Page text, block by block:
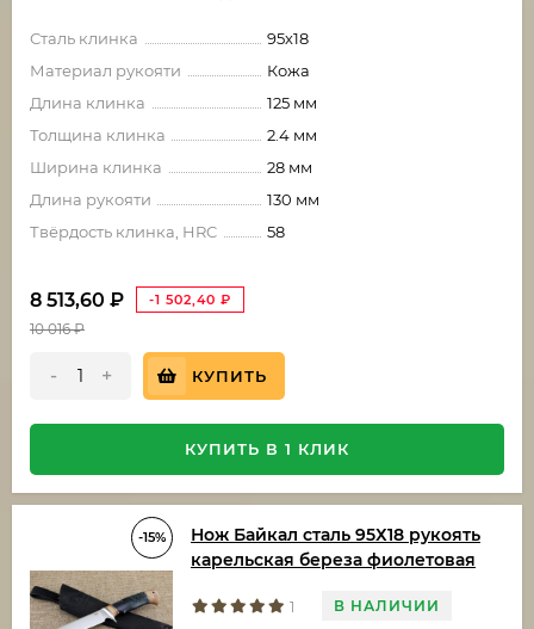
Сталь клинка
95х18
Материал рукояти
Кожа
Длина клинка
125 мм
Толщина клинка
2.4 мм
Ширина клинка
28 мм
Длина рукояти
130 мм
Твёрдость клинка, HRC
58
8 513,60 ₽ -1 502,40 ₽
10 016₽
- + КУПИТЬ
КУПИТЬ В 1 КЛИК
-15%
Нож Байкал сталь 95Х18 рукоять
карельская береза фиолетовая
1
В НАЛИЧИИ